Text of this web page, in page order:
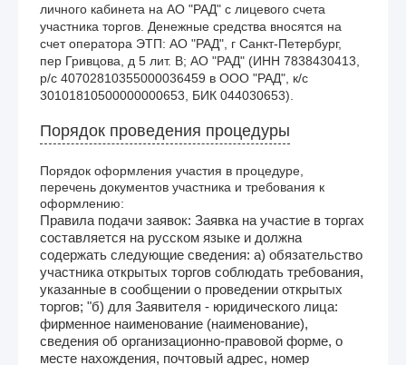
личного кабинета на АО "РАД" с лицевого счета
участника торгов. Денежные средства вносятся на
счет оператора ЭТП: АО "РАД", г Санкт-Петербург,
пер Гривцова, д 5 лит. В; АО "РАД" (ИНН 7838430413,
р/с 40702810355000036459 в ООО "РАД", к/с
30101810500000000653, БИК 044030653).
Порядок проведения процедуры
Порядок оформления участия в процедуре,
перечень документов участника и требования к
оформлению:
Правила подачи заявок: Заявка на участие в торгах
составляется на русском языке и должна
содержать следующие сведения: а) обязательство
участника открытых торгов соблюдать требования,
указанные в сообщении о проведении открытых
торгов; "б) для Заявителя - юридического лица:
фирменное наименование (наименование),
сведения об организационно-правовой форме, о
месте нахождения, почтовый адрес, номер